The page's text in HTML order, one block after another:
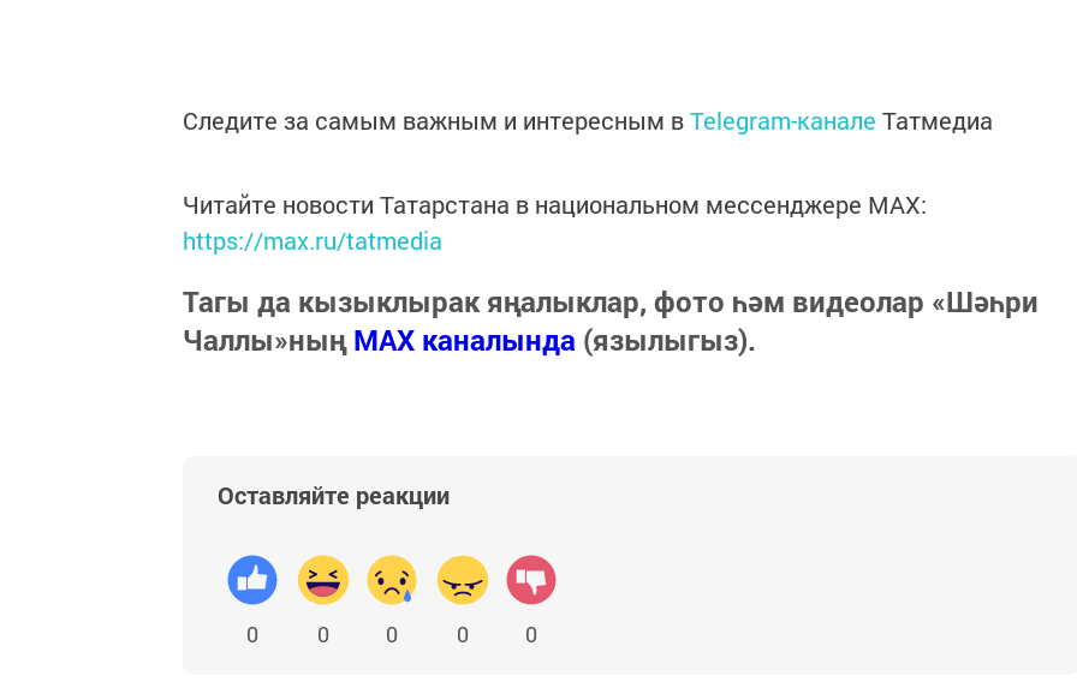
Следите за самым важным и интересным вTelegram-канале Татмедиа
Читайте новости Татарстана в национальном мессенджере MАХ:
https://max.ru/tatmedia
Тагы да кызыклырак яңалыклар, фото һәм видеолар «Шәһри
Чаллы»ныңMAX каналында (язылыгыз).
Оставляйте реакции
0 0 0 0 0